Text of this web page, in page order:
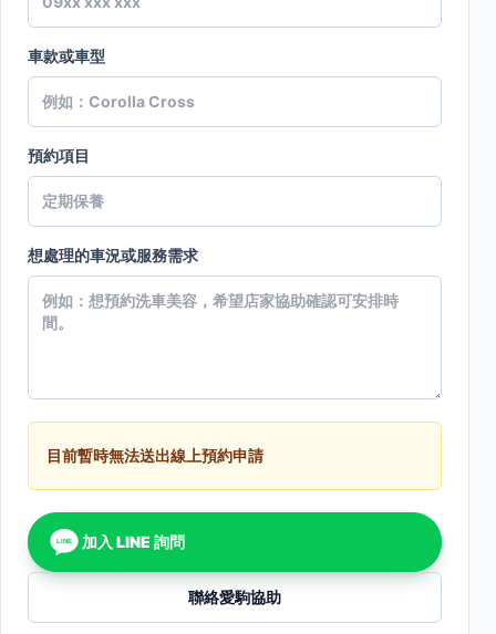
車款或車型
預約項目
想處理的車況或服務需求
目前暫時無法送出線上預約申請
LINE 加入 LINE 詢問
聯絡愛駒協助